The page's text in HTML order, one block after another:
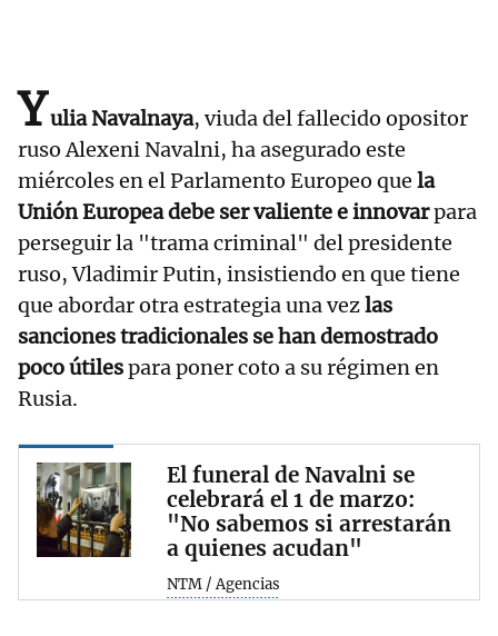
Yulia Navalnaya, viuda del fallecido opositor
ruso Alexeni Navalni, ha asegurado este
miércoles en el Parlamento Europeo que la
Unión Europea debe ser valiente e innovarpara
perseguir la "trama criminal" del presidente
ruso, Vladimir Putin, insistiendo en que tiene
que abordar otra estrategia una vezlas
sanciones tradicionales se han demostrado
poco útilespara poner coto a su régimen en
Rusia.
El funeral de Navalni se
celebrará el 1 de marzo:
"No sabemos si arrestarán
a quienes acudan"
NTM / Agencias